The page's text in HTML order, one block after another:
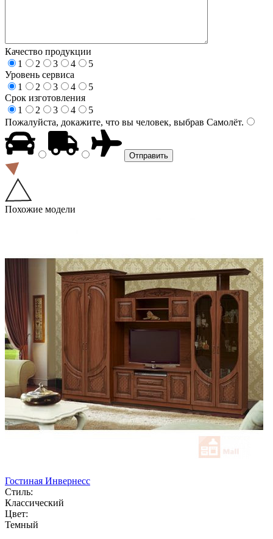
Качество продукции
1
2 3 4
5
Уровень сервиса
1
2 3 4
5
Срок изготовления
1
2 3 4
5
Пожалуйста, докажите, что вы человек, выбрав Самолёт.
Похожие модели
Гостиная Инвернесс
Стиль:
Классический
Цвет:
Темный